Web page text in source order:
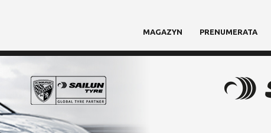
MAGAZYN PRENUMERATA